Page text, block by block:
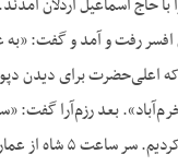
افسر رفت و آمد و
که اعلی‌حضرت برای
بیارید جلوی درب عمارت